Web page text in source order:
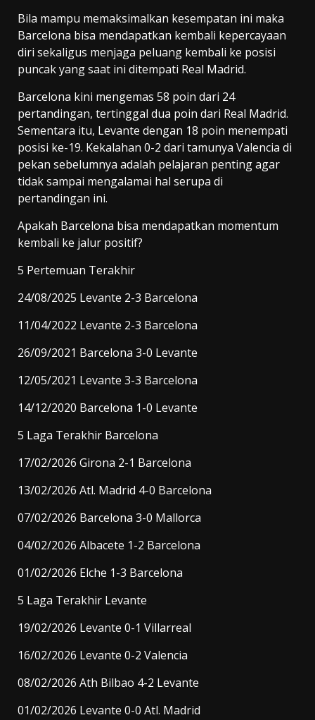
Bila mampu memaksimalkan kesempatan ini maka
Barcelona bisa mendapatkan kembali kepercayaan
diri sekaligus menjaga peluang kembali ke posisi
puncak yang saat ini ditempati Real Madrid.
Barcelona kini mengemas 58 poin dari 24
pertandingan, tertinggal dua poin dari Real Madrid.
Sementara itu, Levante dengan 18 poin menempati
posisi ke-19. Kekalahan 0-2 dari tamunya Valencia di
pekan sebelumnya adalah pelajaran penting agar
tidak sampai mengalamai hal serupa di
pertandingan ini.
Apakah Barcelona bisa mendapatkan momentum
kembali ke jalur positif?
5 Pertemuan Terakhir
24/08/2025 Levante 2-3 Barcelona
11/04/2022 Levante 2-3 Barcelona
26/09/2021 Barcelona 3-0 Levante
12/05/2021 Levante 3-3 Barcelona
14/12/2020 Barcelona 1-0 Levante
5 Laga Terakhir Barcelona
17/02/2026 Girona 2-1 Barcelona
13/02/2026 Atl. Madrid 4-0 Barcelona
07/02/2026 Barcelona 3-0 Mallorca
04/02/2026 Albacete 1-2 Barcelona
01/02/2026 Elche 1-3 Barcelona
5 Laga Terakhir Levante
19/02/2026 Levante 0-1 Villarreal
16/02/2026 Levante 0-2 Valencia
08/02/2026 Ath Bilbao 4-2 Levante
01/02/2026 Levante 0-0 Atl. Madrid